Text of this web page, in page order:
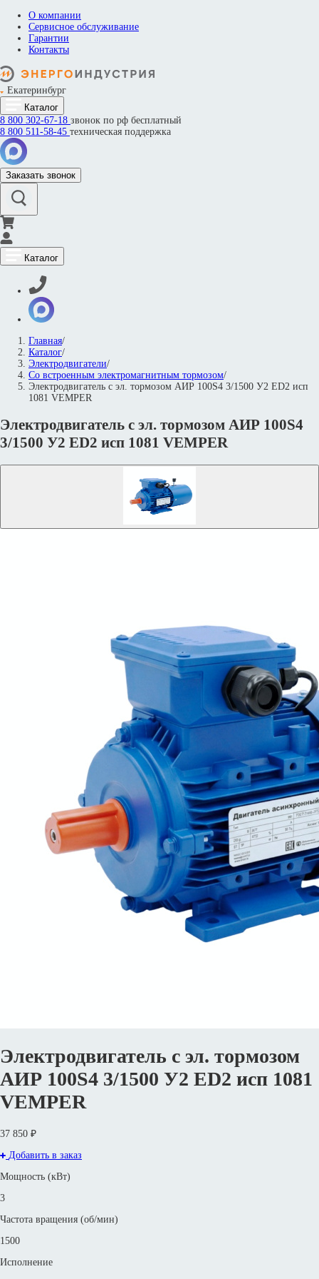
О компании
Сервисное обслуживание
Гарантии
Контакты
Екатеринбург
Каталог
8 800 302-67-18 звонок по рф бесплатный
8 800 511-58-45 техническая поддержка
Заказать звонок
Каталог
Главная/
Каталог/
Электродвигатели/
Со встроенным электромагнитным тормозом/
Электродвигатель с эл. тормозом АИР 100S4 3/1500 У2 ED2 исп
1081 VEMPER
Электродвигатель с эл. тормозом АИР 100S4
3/1500 У2 ED2 исп 1081 VEMPER
Электродвигатель с эл. тормозом
АИР 100S4 3/1500 У2 ED2 исп 1081
VEMPER
37 850 ₽
Добавить в заказ
Мощность (кВт)
3
Частота вращения (об/мин)
1500
Исполнение